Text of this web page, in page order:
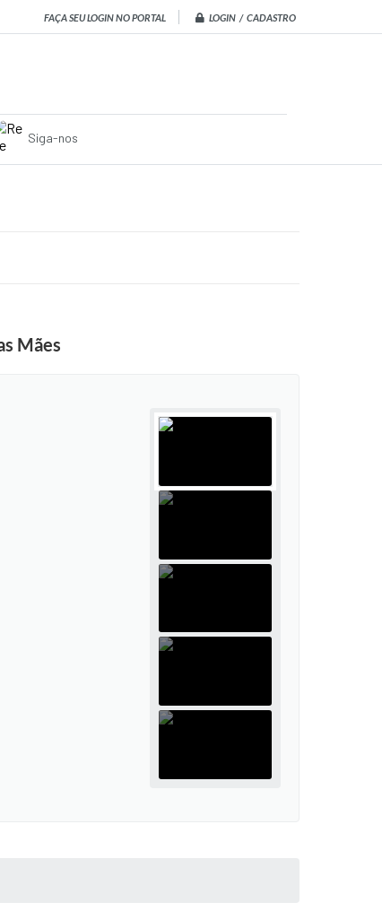
FAÇA SEU LOGIN NO PORTAL LOGIN / CADASTRO
Siga-nos
Mães